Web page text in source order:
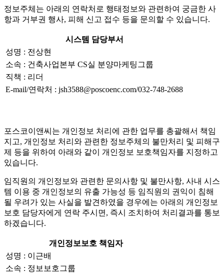
정보주체는 아래의 연락처로 행태정보와 관련하여 궁금한 사
항과 거부권 행사, 피해 신고 접수 등을 문의할 수 있습니다.
시스템 담당부서
성명 : 전상현
소속 : 건축사업본부 CS실 분양마케팅그룹
직책 : 리더
E-mail/연락처 : jsh3588@poscoenc.com/032-748-2688
포스코이앤씨는 개인정보 처리에 관한 업무를 총괄해서 책임
지고, 개인정보 처리와 관련한 정보주체의 불만처리 및 피해구
제 등을 위하여 아래와 같이 개인정보 보호책임자를 지정하고
있습니다.
임직원의 개인정보와 관련한 문의사항 및 불만사항, 사내 시스
템 이용 중 개인정보의 유출 가능성 등 임직원의 권익이 침해
될 우려가 있는 사실을 발견하였을 경우에는 아래의 개인정보
보호 담당자에게 연락 주시면, 즉시 조치하여 처리결과를 통보
하겠습니다.
개인정보보호 책임자
성명 : 이근배
소속 : 정보보호그룹